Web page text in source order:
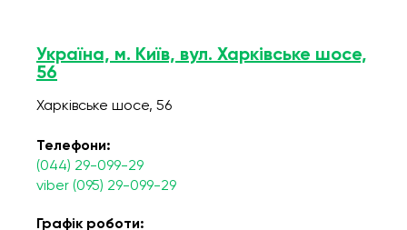
Україна, м. Київ, вул. Харківське шосе,
56
Харківське шосе, 56
Телефони:
(044) 29-099-29
viber (095) 29-099-29
Графік роботи: